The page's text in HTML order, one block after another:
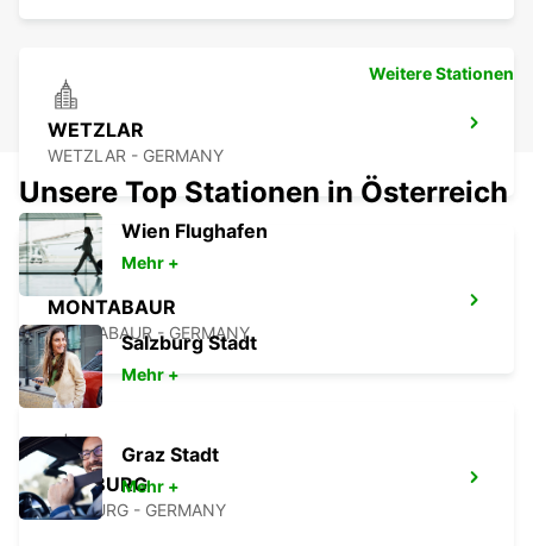
WETZLAR
WETZLAR - GERMANY
MONTABAUR
MONTABAUR - GERMANY
MARBURG
MARBURG - GERMANY
Weitere Stationen
Unsere Top Stationen in Österreich
Wien Flughafen
Mehr +
Salzburg Stadt
Mehr +
Graz Stadt
Mehr +